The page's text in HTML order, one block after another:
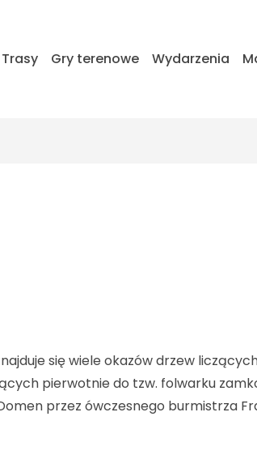
Trasy Gry terenowe Wydarzenia
się wiele okazów drzew
pierwotnie do tzw. folwarku
przez ówczesnego burmistrza